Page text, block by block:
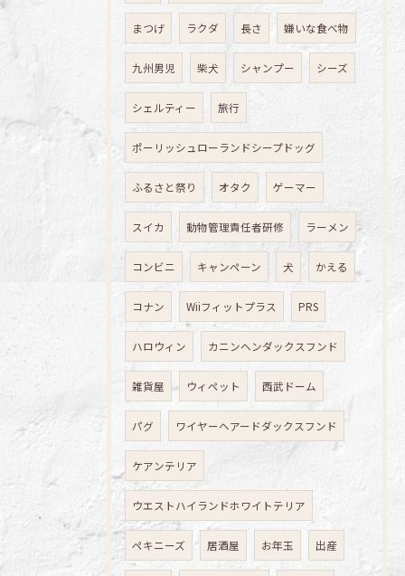
まつげ ラクダ 長さ 嫌いな食べ物
九州男児 柴犬 シャンプー シーズ
シェルティー 旅行
ポーリッシュローランドシープドッグ
ふるさと祭り オタク ゲーマー
スイカ 動物管理責任者研修 ラーメン
コンビニ キャンペーン 犬 かえる
コナン Wiiフィットプラス PRS
ハロウィン カニンヘンダックスフンド
雑貨屋 ウィペット 西武ドーム
パグ ワイヤーヘアードダックスフンド
ケアンテリア
ウエストハイランドホワイトテリア
ペキニーズ 居酒屋 お年玉 出産